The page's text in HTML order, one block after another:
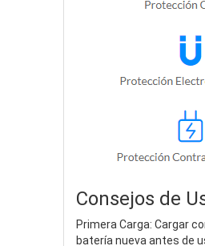
Consejos de
Primera Carga: Cargar
batería nueva antes de